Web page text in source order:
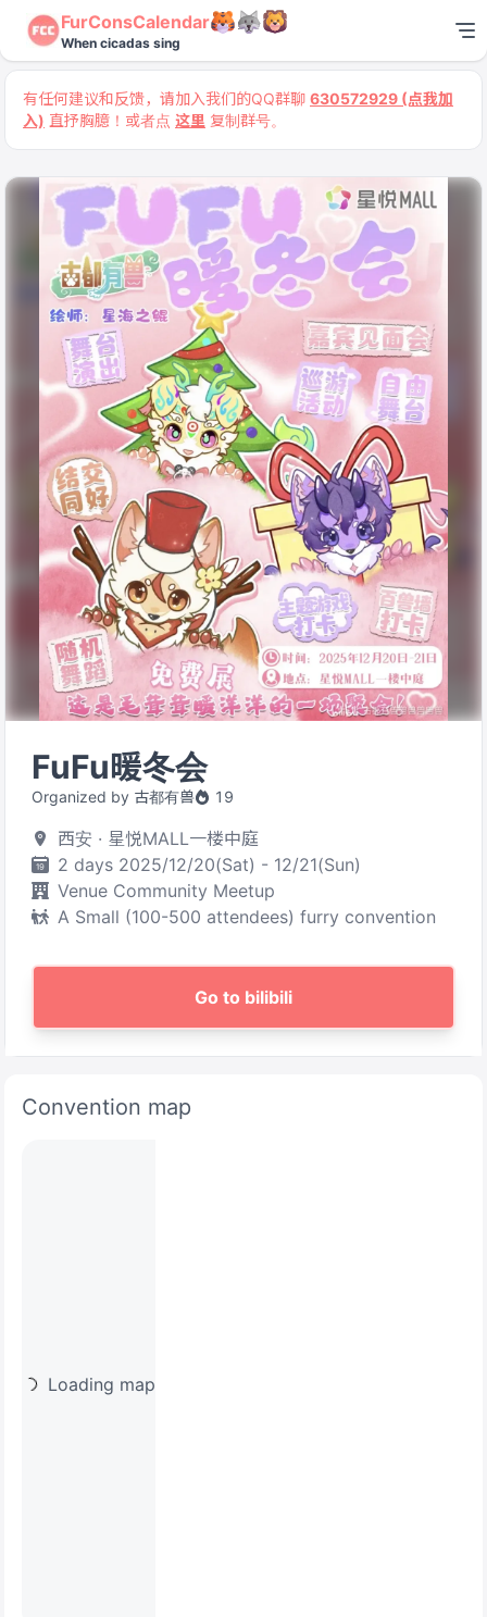
FurConsCalendar
When cicadas sing
有任何建议和反馈，请加入我们的QQ群聊 630572929 (点我加
入) 直抒胸臆！或者点 这里 复制群号。
FuFu暖冬会
Organized by 古都有兽 19
西安 · 星悦MALL一楼中庭
2 days 2025/12/20(Sat) - 12/21(Sun)
Venue Community Meetup
A Small (100-500 attendees) furry convention
Go to bilibili
Convention map
Loading map